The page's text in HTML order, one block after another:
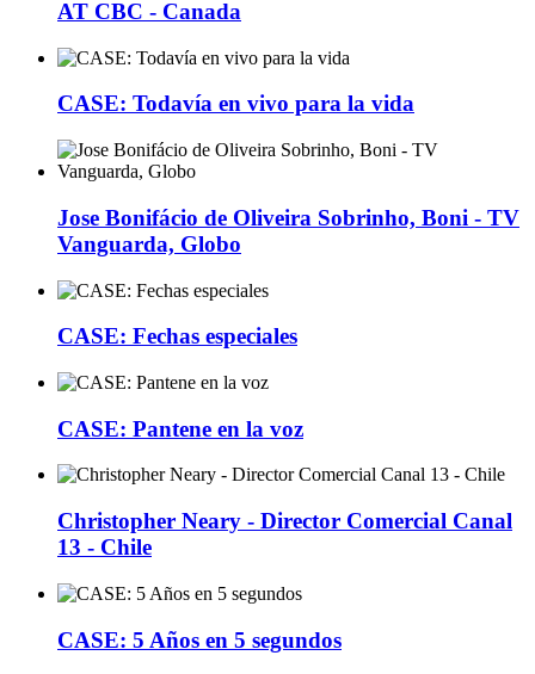
AT CBC - Canada
CASE: Todavía en vivo para la vida
Jose Bonifácio de Oliveira Sobrinho, Boni - TV
Vanguarda, Globo
CASE: Fechas especiales
CASE: Pantene en la voz
Christopher Neary - Director Comercial Canal
13 - Chile
CASE: 5 Años en 5 segundos